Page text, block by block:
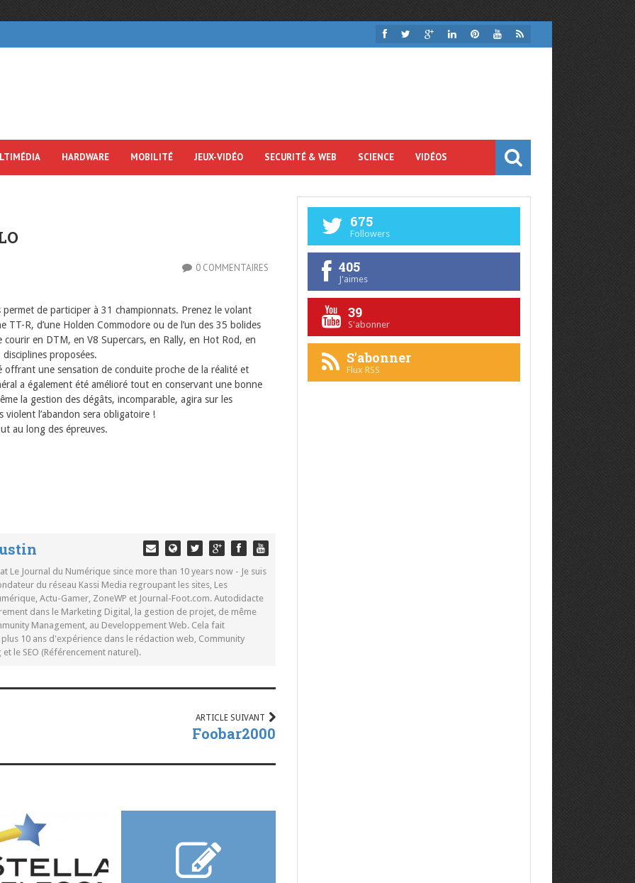
HARDWARE MOBILITÉ JEUX-VIDÉO SECURITÉ & WEB SCIENCE VIDÉOS
0 COMMENTAIRES
de participer à 31 championnats. Prenez le volant
TT-R, d’une Holden Commodore ou de l’un des 35 bolides
en DTM, en V8 Supercars, en Rally, en Hot Rod, en
proposées.
offrant une sensation de conduite proche de la réalité et
a également été amélioré tout en conservant une bonne
la gestion des dégâts, incomparable, agira sur les
violent l’abandon sera obligatoire !
au long des épreuves.
Le Journal du Numérique since more than 10 years now - Je suis
du réseau Kassi Media regroupant les sites, Les
Actu-Gamer, ZoneWP et Journal-Foot.com. Autodidacte
dans le Marketing Digital, la gestion de projet, de même
Management, au Developpement Web. Cela fait
10 ans d'expérience dans le rédaction web, Community
le SEO (Référencement naturel).
ARTICLE SUIVANT
Foobar2000
675
Followers
405
J'aimes
39
S'abonner
S'abonner
Flux RSS